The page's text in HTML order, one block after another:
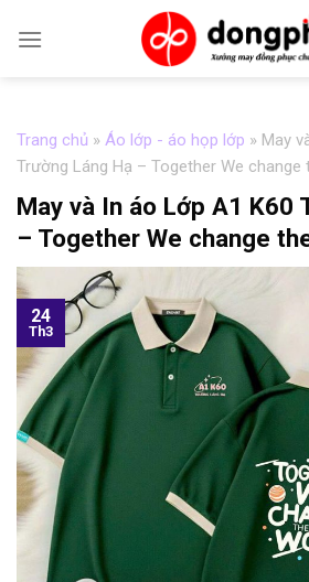
Trang chủ » Áo lớp - áo họp lớp » May
Trường Láng Hạ – Together We change
May và In áo Lớp A1 K60
– Together We change
24
Th3